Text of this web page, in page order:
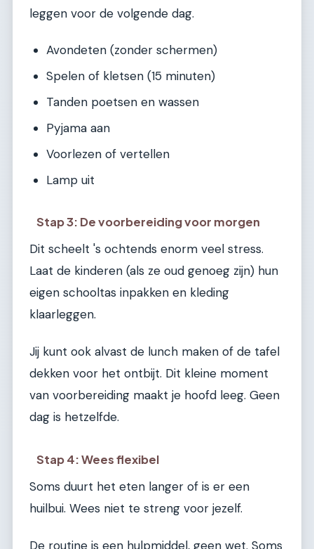
leggen voor de volgende dag.
Avondeten (zonder schermen)
Spelen of kletsen (15 minuten)
Tanden poetsen en wassen
Pyjama aan
Voorlezen of vertellen
Lamp uit
Stap 3: De voorbereiding voor morgen
Dit scheelt 's ochtends enorm veel stress.
Laat de kinderen (als ze oud genoeg zijn) hun
eigen schooltas inpakken en kleding
klaarleggen.
Jij kunt ook alvast de lunch maken of de tafel
dekken voor het ontbijt. Dit kleine moment
van voorbereiding maakt je hoofd leeg. Geen
dag is hetzelfde.
Stap 4: Wees flexibel
Soms duurt het eten langer of is er een
huilbui. Wees niet te streng voor jezelf.
De routine is een hulpmiddel, geen wet. Soms